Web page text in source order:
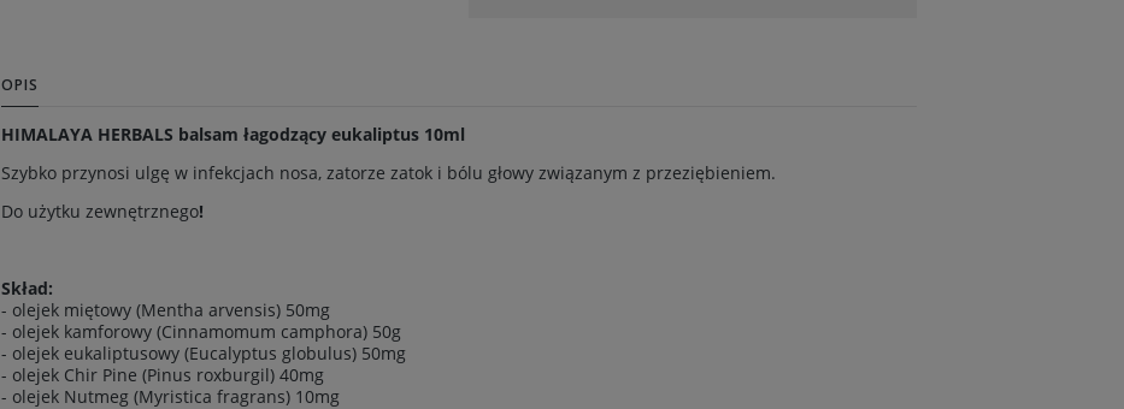
OPIS
HIMALAYA HERBALS balsam łagodzący eukaliptus 10ml
Szybko przynosi ulgę w infekcjach nosa, zatorze zatok i bólu głowy związanym z przeziębieniem.
Do użytku zewnętrznego!
Skład:
- olejek miętowy (Mentha arvensis) 50mg
- olejek kamforowy (Cinnamomum camphora) 50g
- olejek eukaliptusowy (Eucalyptus globulus) 50mg
- olejek Chir Pine (Pinus roxburgil) 40mg
- olejek Nutmeg (Myristica fragrans) 10mg